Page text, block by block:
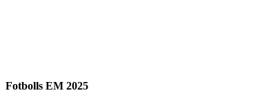
Fotbolls EM 2025